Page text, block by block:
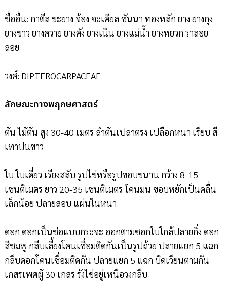
ชื่ออื่น: กาตีล ขะยาง จ้อง จะเตียล ชันนา ทองหลัก ยาง ยางกุง
ยางขาว ยางควาย ยางตัง ยางเนิน ยางแม่น้ำ ยางหยวก ราลอย
ลอย
วงศ์: DIPTEROCARPACEAE
ลักษณะทางพฤกษศาสตร์
ต้น ไม้ต้น สูง 30-40 เมตร ลำต้นเปลาตรง เปลือกหนา เรียบ สี
เทาปนขาว
ใบ ใบเดี่ยว เรียงสลับ รูปไข่หรือรูปขอบขนาน กว้าง 8-15
เซนติเมตร ยาว 20-35 เซนติเมตร โคนมน ขอบหยักเป็นคลื่น
เล็กน้อย ปลายสอบ แผ่นในหนา
ดอก ดอกเป็นช่อแบบกระจะ ออกตามซอกใบใกล้ปลายกิ่ง ดอก
สีชมพู กลีบเลี้ยงโคนเชื่อมติดกันเป็นรูปถ้วย ปลายแยก 5 แฉก
กลีบดอกโคนเชื่อมติดกัน ปลายแยก 5 แฉก บิดเวียนตามกัน
เกสรเพศผู้ 30 เกสร รังไข่อยู่เหนือวงกลีบ